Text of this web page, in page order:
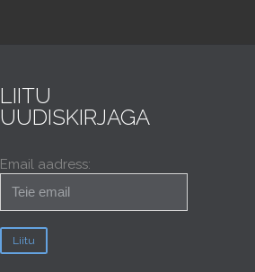
LIITU
UUDISKIRJAGA
Email aadress: